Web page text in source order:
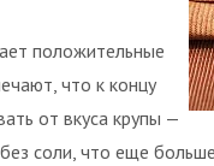
положительные
что к концу
от вкуса крупы —
соли, что еще